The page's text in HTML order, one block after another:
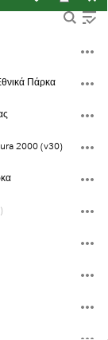
Πάρκα
2000 (v30)